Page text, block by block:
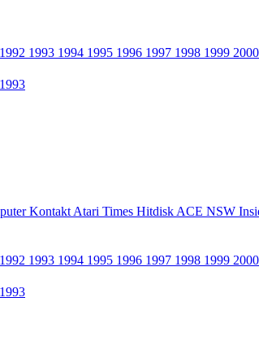
1992 1993 1994 1995 1996 1997 1998 1999 2000
1993
Kontakt Atari Times Hitdisk ACE NSW
1992 1993 1994 1995 1996 1997 1998 1999 2000
1993